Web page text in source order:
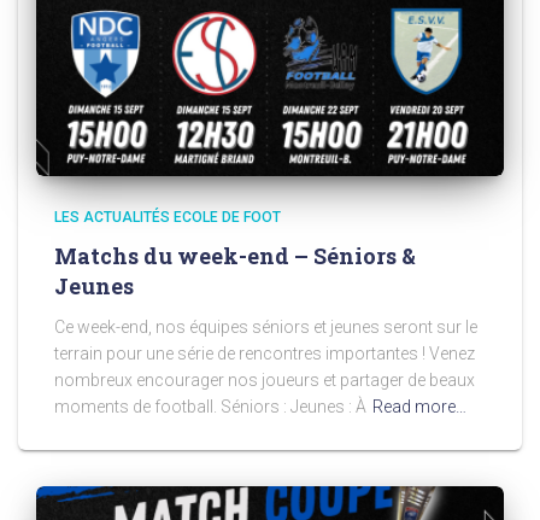
LES ACTUALITÉS ECOLE DE FOOT
Matchs du week-end – Séniors &
Jeunes
Ce week-end, nos équipes séniors et jeunes seront sur le
terrain pour une série de rencontres importantes ! Venez
nombreux encourager nos joueurs et partager de beaux
moments de football. Séniors : Jeunes : À Read more…